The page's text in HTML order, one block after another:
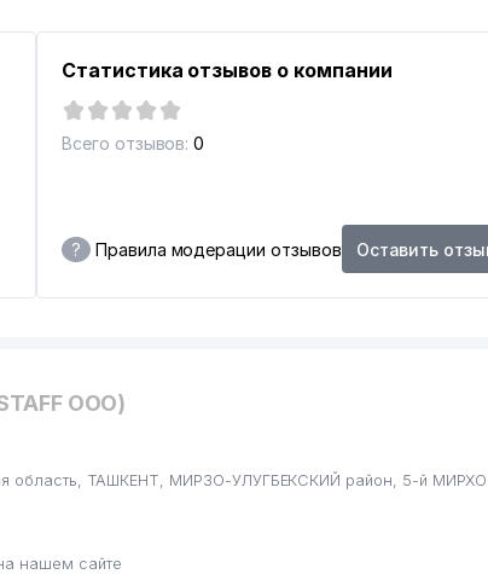
Статистика отзывов о компании
Всего отзывов: 0
? Правила модерации отзывов Оставить
ООО)
область, ТАШКЕНТ, МИРЗО-УЛУГБЕКСКИЙ район, 5-й
нашем сайте